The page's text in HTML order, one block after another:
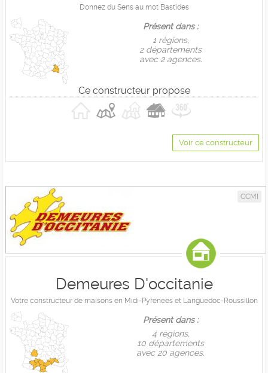
Donnez du Sens au mot Bastides
Présent dans :
1 règions,
2 départements
avec 2 agences.
Ce constructeur propose
Voir ce constructeur
CCMI
Demeures D'occitanie
Votre constructeur de maisons en Midi-Pyrénées et Languedoc-Roussillon
Présent dans :
4 règions,
10 départements
avec 20 agences.